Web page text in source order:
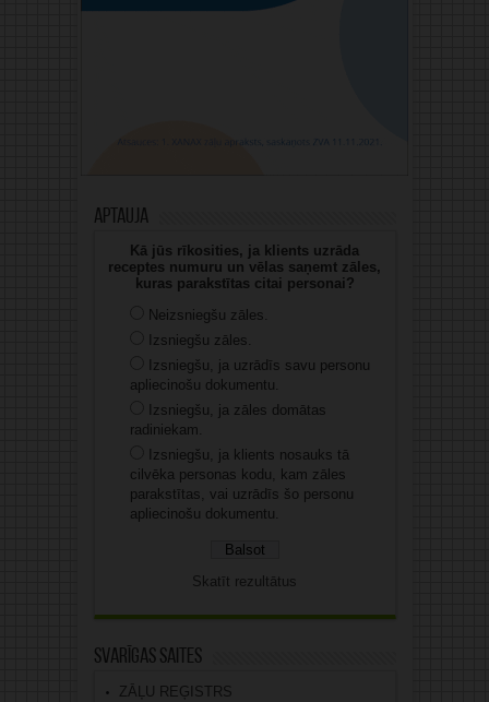
Aptauja
Kā jūs rīkosities, ja klients uzrāda
receptes numuru un vēlas saņemt zāles,
kuras parakstītas citai personai?
Neizsniegšu zāles.
Izsniegšu zāles.
Izsniegšu, ja uzrādīs savu personu
apliecinošu dokumentu.
Izsniegšu, ja zāles domātas
radiniekam.
Izsniegšu, ja klients nosauks tā
cilvēka personas kodu, kam zāles
parakstītas, vai uzrādīs šo personu
apliecinošu dokumentu.
Skatīt rezultātus
Svarīgas saites
ZĀĻU REĢISTRS